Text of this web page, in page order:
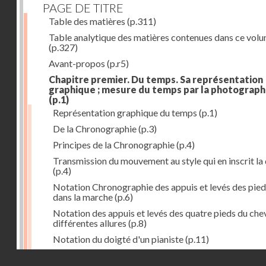
PAGE DE TITRE
Table des matières (p.311)
Table analytique des matières contenues dans ce
(p.327)
Avant-propos (p.r5)
Chapitre premier. Du temps. Sa représentation
graphique ; mesure du temps par la
(p.1)
Représentation graphique du temps (p.1)
De la Chronographie(p.3)
Principes de la Chronographie(p.4)
Transmission du mouvement au style qui en inscrit la
(p.4)
Notation Chronographie des appuis et levés des
dans la marche(p.6)
Notation des appuis et levés des quatre pieds du
différentes allures (p.8)
Notation du doigté d'un pianiste(p.11)